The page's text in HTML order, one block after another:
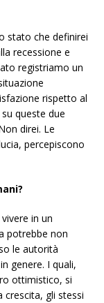
stato che definirei
recessione e
registriamo un
rispetto al
queste due
direi. Le
percepiscono
in un
potrebbe non
le autorità
genere. I quali,
ottimistico, si
gli stessi